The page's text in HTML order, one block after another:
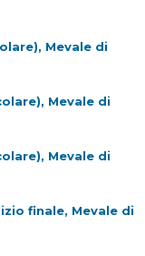
Mevale di
Mevale di
Mevale di
finale, Mevale di